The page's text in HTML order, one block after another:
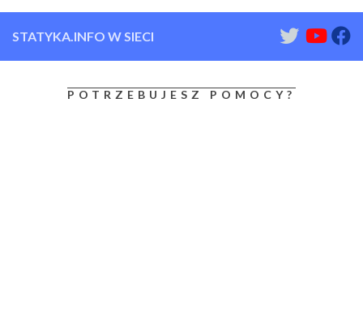
STATYKA.INFO W SIECI
POTRZEBUJESZ POMOCY?